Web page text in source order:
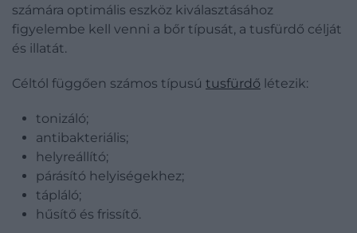
számára optimális eszköz kiválasztásához
figyelembe kell venni a bőr típusát, a tusfürdő célját
és illatát.
Céltól függően számos típusú tusfürdő létezik:
tonizáló;
antibakteriális;
helyreállító;
párásító helyiségekhez;
tápláló;
hűsítő és frissítő.